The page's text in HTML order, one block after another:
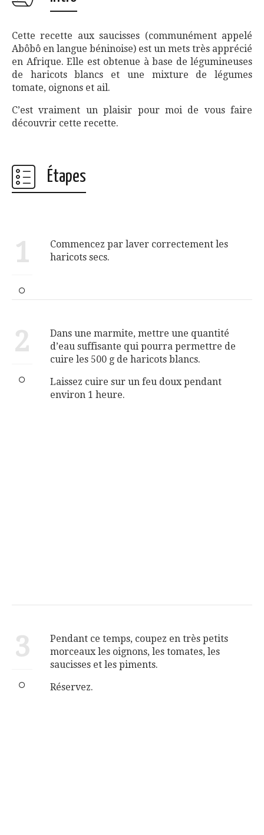
Cette recette aux saucisses (communément appelé
Abôbô en langue béninoise) est un mets très apprécié
en Afrique. Elle est obtenue à base de légumineuses
de haricots blancs et une mixture de légumes
tomate, oignons et ail.
C’est vraiment un plaisir pour moi de vous faire
découvrir cette recette.
Étapes
1
Commencez par laver correctement les
haricots secs.
2
Dans une marmite, mettre une quantité
d’eau suffisante qui pourra permettre de
cuire les 500 g de haricots blancs.
Laissez cuire sur un feu doux pendant
environ 1 heure.
3
Pendant ce temps, coupez en très petits
morceaux les oignons, les tomates, les
saucisses et les piments.
Réservez.